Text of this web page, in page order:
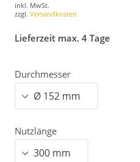
inkl. MwSt.
zzgl. Versandkosten
Lieferzeit max. 4 Tage
Durchmesser
Nutzlänge